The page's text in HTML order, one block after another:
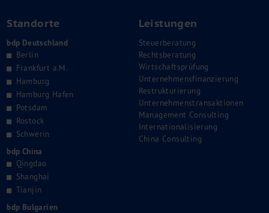
Standorte
bdp Deutschland
Berlin
Frankfurt a.M.
Hamburg
Hamburg Hafen
Potsdam
Rostock
Schwerin
bdp China
Qingdao
Shanghai
Tianjin
bdp Bulgarien
Leistungen
Steuerberatung
Rechtsberatung
Wirtschaftsprüfung
Unternehmensfinanzierung
Restrukturierung
Unternehmenstransaktionen
Management Consulting
Internationalisierung
China Consulting